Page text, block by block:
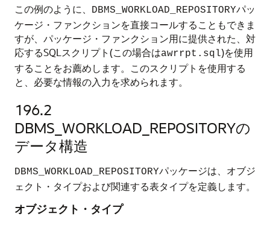
この例のように、 DBMS_WORKLOAD_REPOSITORYパッ
ケージ・ファンクションを直接コールすることもできま
すが、パッケージ・ファンクション用に提供された、対
応するSQLスクリプト(この場合はawrrpt.sql)を使用
することをお薦めします。このスクリプトを使用する
と、必要な情報の入力を求められます。
196.2
DBMS_WORKLOAD_REPOSITORYの
データ構造
DBMS_WORKLOAD_REPOSITORYパッケージは、オブジ
ェクト・タイプおよび関連する表タイプを定義します。
オブジェクト・タイプ